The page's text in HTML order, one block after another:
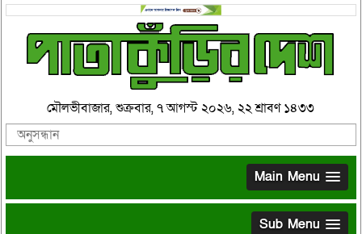
মৌলভীবাজার, শুক্রবার, ৭ আগস্ট ২০২৬, ২২ শ্রাবণ ১৪৩৩
Main Menu
Sub Menu